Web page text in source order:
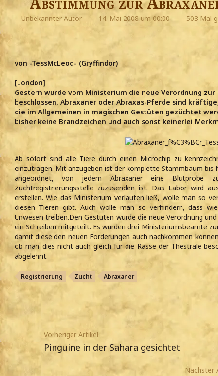
Unbekannter Autor 14. Mai 2008 um 00:00 503 Mal
von -TessMcLeod- (Gryffindor)
[London]
Gestern wurde vom Ministerium die neue Verordnung
beschlossen. Abraxaner oder Abraxas-Pferde sind
die im Allgemeinen in magischen Gestüten gezüchtet
bisher keine Brandzeichen und auch sonst keinerlei
Ab sofort sind alle Tiere durch einen Microchip zu
einzutragen. Mit anzugeben ist der komplette Stammbaum bis
angeordnet, von jedem Abraxaner eine
Zuchtregistrierungsstelle zuzusenden ist. Das Labor wird
erstellen. Wie das Ministerium verlauten ließ, wolle man so
diesen Tieren gibt. Auch wolle man so verhindern, dass
Unwesen treiben.Den Gestüten wurde die neue Verordnung
ein Schreiben mitgeteilt. Es wurden drei Ministeriumsbeamte
damit diese den neuen Forderungen auch nachkommen
ob man dies nicht auch gleich für die Rasse der Thestrale
abgelehnt.
Registrierung Zucht Abraxaner
Vorheriger Artikel
Pinguine in der Sahara gesichtet
Nächster